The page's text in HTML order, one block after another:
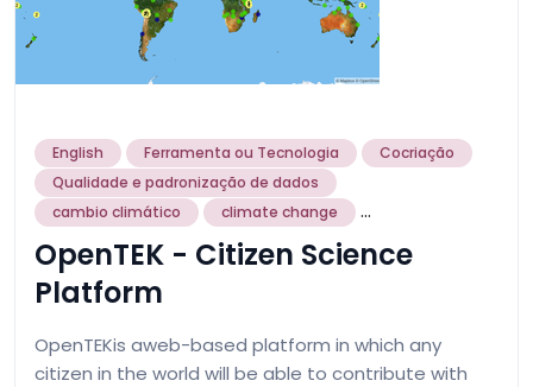
English Ferramenta ou Tecnologia
Cocriação
Qualidade e padronização de dados
cambio climático
climate change ...
OpenTEK - Citizen Science
Platform
OpenTEKis aweb-based platform in which any
citizen in the world will be able to contribute with